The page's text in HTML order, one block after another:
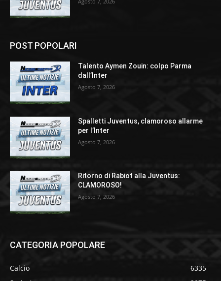
POST POPOLARI
Talento Aymen Zouin: colpo Parma
dall’Inter
Agosto 7, 2026
Spalletti Juventus, clamoroso allarme
per l’Inter
Agosto 7, 2026
Ritorno di Rabiot alla Juventus:
CLAMOROSO!
Agosto 7, 2026
CATEGORIA POPOLARE
Calcio
6335